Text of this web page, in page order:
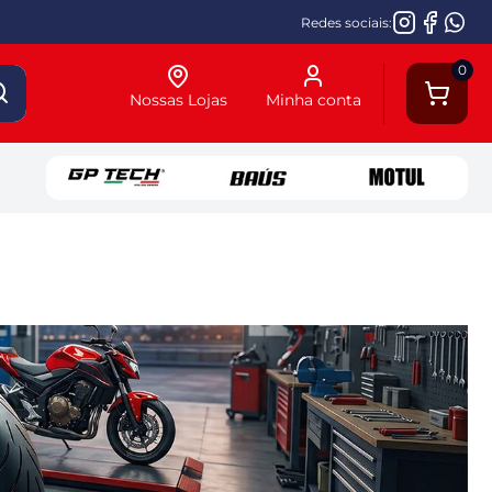
Redes sociais:
0
Minha conta
Nossas Lojas